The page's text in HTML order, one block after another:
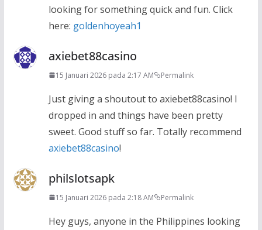
looking for something quick and fun. Click
here: goldenhoyeah1
axiebet88casino
15 Januari 2026 pada 2:17 AM Permalink
Just giving a shoutout to axiebet88casino! I
dropped in and things have been pretty
sweet. Good stuff so far. Totally recommend
axiebet88casino!
philslotsapk
15 Januari 2026 pada 2:18 AM Permalink
Hey guys, anyone in the Philippines looking